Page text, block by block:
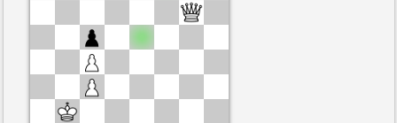
Speelduur: 5 minutes/side + 0 seconds/move